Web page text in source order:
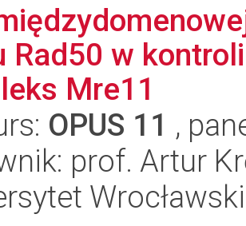
Rad50 w
Mre11
OPUS 11 ,
prof. Artur